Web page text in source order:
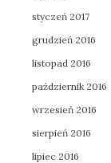
styczeń 2017
grudzień 2016
listopad 2016
październik 2016
wrzesień 2016
sierpień 2016
lipiec 2016